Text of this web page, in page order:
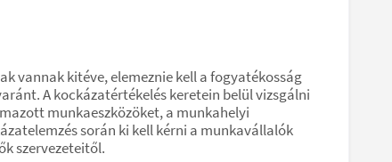
vannak kitéve, elemeznie kell a fogyatékosság
A kockázatértékelés keretein belül vizsgálni
munkaeszközöket, a munkahelyi
során ki kell kérni a munkavállalók
szervezeteitől.